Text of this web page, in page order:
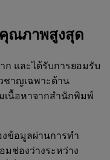
ณภาพสูงสุด
ก และได้รับการยอมรับ
ชาญเฉพาะด้าน
นื้อหาจากสำนักพิมพ์
งข้อมูลผ่านการทำ
อมช่องว่างระหว่าง